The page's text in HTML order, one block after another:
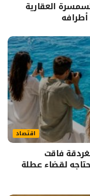
العقارية
اقتصاد
فاقت
لقضاء عطلة